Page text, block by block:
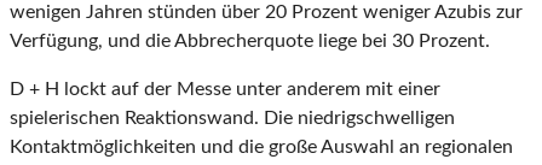
wenigen Jahren stünden über 20 Prozent weniger Azubis zur
Verfügung, und die Abbrecherquote liege bei 30 Prozent.
D + H lockt auf der Messe unter anderem mit einer
spielerischen Reaktionswand. Die niedrigschwelligen
Kontaktmöglichkeiten und die große Auswahl an regionalen